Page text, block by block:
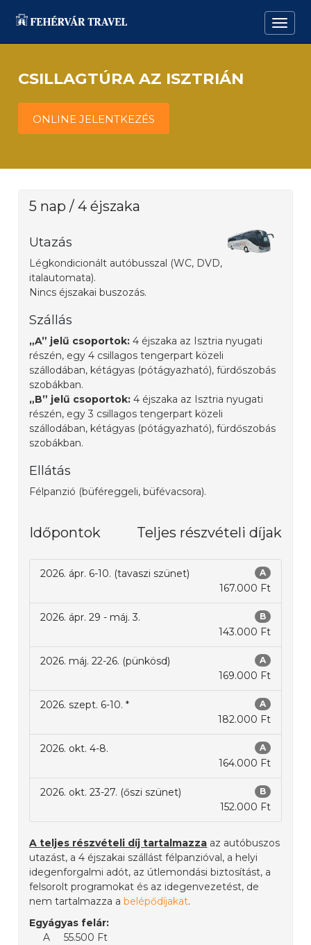
CSILLAGTÚRA AZ ISZTRIÁN
ONLINE JELENTKEZÉS
5 nap / 4 éjszaka
Utazás
Légkondicionált autóbusszal (WC, DVD,
italautomata).
Nincs éjszakai buszozás.
Szállás
„A” jelű csoportok:4 éjszaka az Isztria nyugati
részén, egy 4 csillagos tengerpart közeli
szállodában, kétágyas (pótágyazható), fürdőszobás
szobákban.
„B” jelű csoportok: 4 éjszaka az Isztria nyugati
részén, egy 3 csillagos tengerpart közeli
szállodában, kétágyas (pótágyazható), fürdőszobás
szobákban.
Ellátás
Félpanzió (büféreggeli, büfévacsora).
Időpontok Teljes részvételi díjak
2026. ápr. 6-10. (tavaszi szünet) A
167.000 Ft
2026. ápr. 29 - máj. 3. B
143.000 Ft
2026. máj. 22-26. (pünkösd) A
169.000 Ft
2026. szept. 6-10. * A
182.000 Ft
2026. okt. 4-8. A
164.000 Ft
2026. okt. 23-27. (őszi szünet) B
152.000 Ft
A teljes részvételi díj tartalmazza az autóbuszos
utazást, a 4 éjszakai szállást félpanzióval, a helyi
idegenforgalmi adót, az útlemondási biztosítást, a
felsorolt programokat és az idegenvezetést, de
nem tartalmazza abelépődíjakat.
Egyágyas felár:
A 55.500 Ft